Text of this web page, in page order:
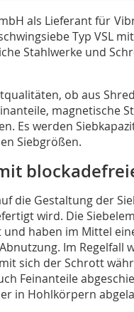
als Lieferant für
Typ VSL
Stahlwerke und
ob aus
magnetische
Es werden
Siebgrößen.
die Gestaltung der
wird. Die
haben im Mittel
Im Regelfall
sich der Schrott
Feinanteile
in Hohlkörpern